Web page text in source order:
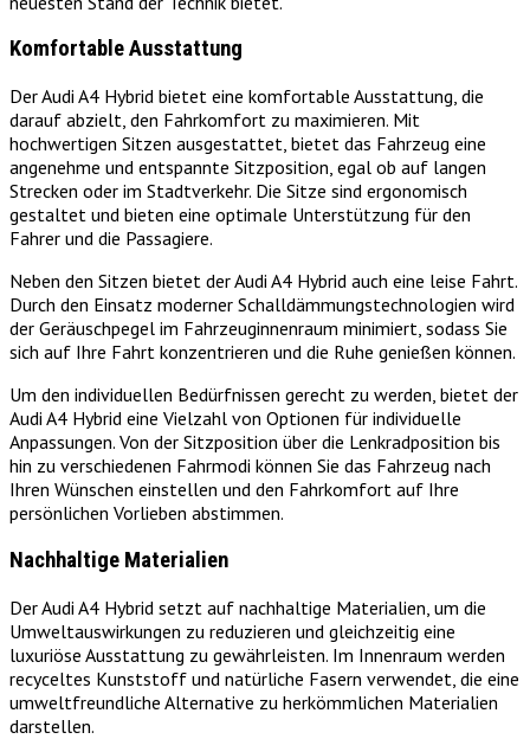
Komfortable Ausstattung
Der Audi A4 Hybrid bietet eine komfortable Ausstattung, die
darauf abzielt, den Fahrkomfort zu maximieren. Mit
hochwertigen Sitzen ausgestattet, bietet das Fahrzeug eine
angenehme und entspannte Sitzposition, egal ob auf langen
Strecken oder im Stadtverkehr. Die Sitze sind ergonomisch
gestaltet und bieten eine optimale Unterstützung für den
Fahrer und die Passagiere.
Neben den Sitzen bietet der Audi A4 Hybrid auch eine leise Fahrt.
Durch den Einsatz moderner Schalldämmungstechnologien wird
der Geräuschpegel im Fahrzeuginnenraum minimiert, sodass Sie
sich auf Ihre Fahrt konzentrieren und die Ruhe genießen können.
Um den individuellen Bedürfnissen gerecht zu werden, bietet der
Audi A4 Hybrid eine Vielzahl von Optionen für individuelle
Anpassungen. Von der Sitzposition über die Lenkradposition bis
hin zu verschiedenen Fahrmodi können Sie das Fahrzeug nach
Ihren Wünschen einstellen und den Fahrkomfort auf Ihre
persönlichen Vorlieben abstimmen.
Nachhaltige Materialien
Der Audi A4 Hybrid setzt auf nachhaltige Materialien, um die
Umweltauswirkungen zu reduzieren und gleichzeitig eine
luxuriöse Ausstattung zu gewährleisten. Im Innenraum werden
recyceltes Kunststoff und natürliche Fasern verwendet, die eine
umweltfreundliche Alternative zu herkömmlichen Materialien
darstellen.